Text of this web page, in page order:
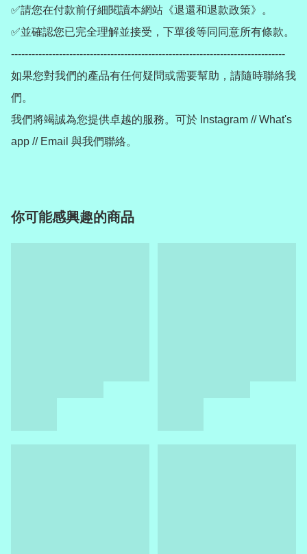
✅請您在付款前仔細閱讀本網站《退還和退款政策》。
✅並確認您已完全理解並接受，下單後等同同意所有條款。
--------------------------------------------------------------------------------
如果您對我們的產品有任何疑問或需要幫助，請隨時聯絡我
們。
我們將竭誠為您提供卓越的服務。可於 Instagram // What's
你可能感興趣的商品